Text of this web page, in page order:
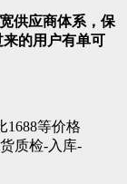
供应商体系，保
的用户有单可
1688等价格
质检-入库-